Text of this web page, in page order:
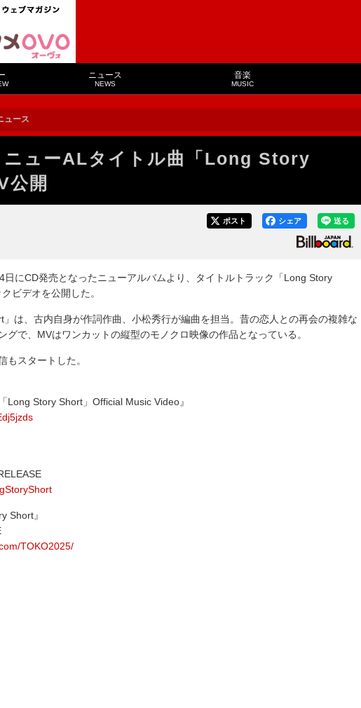
ニュース
NEWS
音楽
MUSIC
ュース
ニューALタイトル曲「Long Story
公開
送る
シェア
ポスト
にCD発売となったニューアルバムより、タイトルトラック「Long Story
ビデオを公開した。
は、古内自身が作詞作曲、小松秀行が編曲を担当。昔の恋人との再会の複雑な
グで、MVはワンカットの縦型のモノクロ映像の作品となっている。
スタートした。
Long Story Short」Official Music Video』
Short』
TOKO2025/